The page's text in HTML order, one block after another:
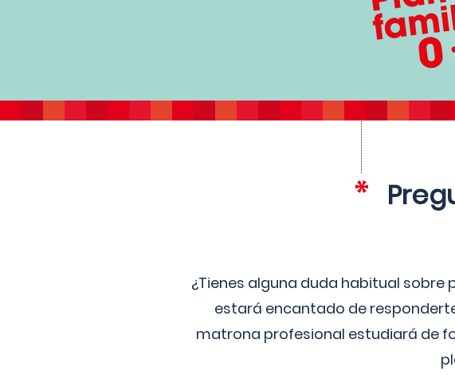
¿Tienes alguna duda habitual
estará encantado de
matrona profesional estudiará de